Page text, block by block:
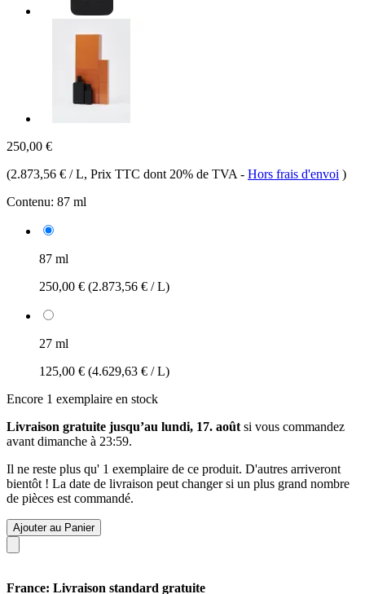
250,00 €
(2.873,56 € / L, Prix TTC dont 20% de TVA - Hors frais d'envoi )
Contenu: 87 ml
87 ml
250,00 € (2.873,56 € / L)
27 ml
125,00 € (4.629,63 € / L)
Encore 1 exemplaire en stock
Livraison gratuite jusqu’au lundi, 17. août si vous commandez
avant dimanche à 23:59.
Il ne reste plus qu' 1 exemplaire de ce produit. D'autres arriveront
bientôt ! La date de livraison peut changer si un plus grand nombre
de pièces est commandé.
Ajouter au Panier
France: Livraison standard gratuite